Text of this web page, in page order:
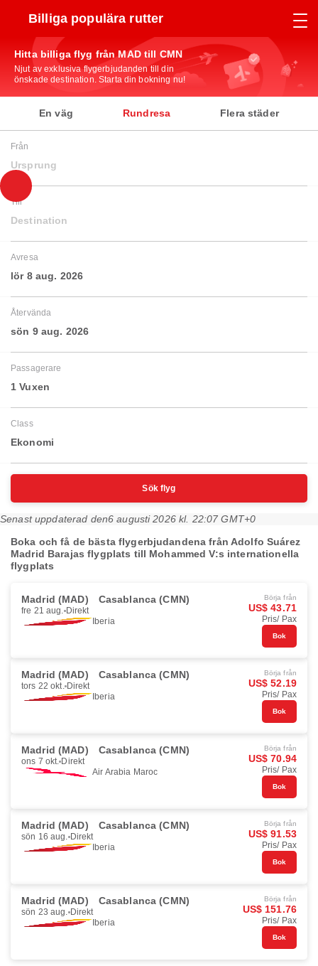
Billiga populära rutter
Hitta billiga flyg från MAD till CMN
Njut av exklusiva flygerbjudanden till din
önskade destination. Starta din bokning nu!
En väg Rundresa Flera städer
Från
Ursprung
Till
Destination
Avresa
lör 8 aug. 2026
Återvända
sön 9 aug. 2026
Passagerare
1 Vuxen
Class
Ekonomi
Sök flyg
Senast uppdaterad den6 augusti 2026 kl. 22:07 GMT+0
Boka och få de bästa flygerbjudandena från Adolfo Suárez
Madrid Barajas flygplats till Mohammed V:s internationella
flygplats
Madrid (MAD) Casablanca (CMN)
fre 21 aug. Direkt
Iberia
Börja från
US$ 43.71
Pris/ Pax
Bok
Madrid (MAD) Casablanca (CMN)
tors 22 okt. Direkt
Iberia
Börja från
US$ 52.19
Pris/ Pax
Bok
Madrid (MAD) Casablanca (CMN)
ons 7 okt. Direkt
Air Arabia Maroc
Börja från
US$ 70.94
Pris/ Pax
Bok
Madrid (MAD) Casablanca (CMN)
sön 16 aug. Direkt
Iberia
Börja från
US$ 91.53
Pris/ Pax
Bok
Madrid (MAD) Casablanca (CMN)
sön 23 aug. Direkt
Iberia
Börja från
US$ 151.76
Pris/ Pax
Bok